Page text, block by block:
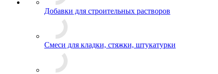
Добавки для строительных растворов
Смеси для кладки, стяжки, штукатурки